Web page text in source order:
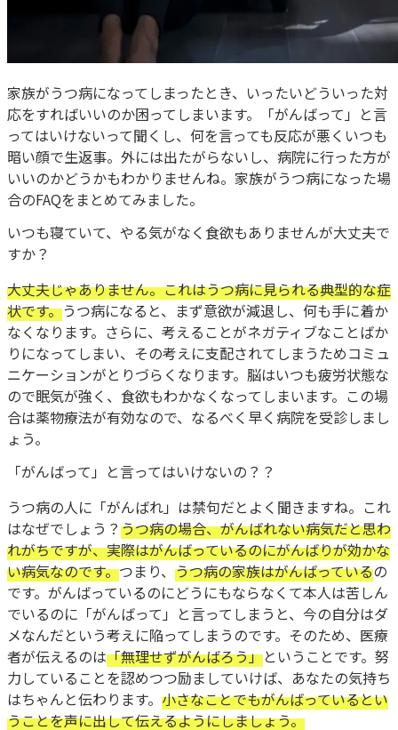
家族がうつ病になってしまったとき、いったいどういった対
応をすればいいのか困ってしまいます。「がんばって」と言
ってはいけないって聞くし、何を言っても反応が悪くいつも
暗い顔で生返事。外には出たがらないし、病院に行った方が
いいのかどうかもわかりませんね。家族がうつ病になった場
合のFAQをまとめてみました。
いつも寝ていて、やる気がなく食欲もありませんが大丈夫で
すか？
大丈夫じゃありません。これはうつ病に見られる典型的な症
状です。うつ病になると、まず意欲が減退し、何も手に着か
なくなります。さらに、考えることがネガティブなことばか
りになってしまい、その考えに支配されてしまうためコミュ
ニケーションがとりづらくなります。脳はいつも疲労状態な
ので眠気が強く、食欲もわかなくなってしまいます。この場
合は薬物療法が有効なので、なるべく早く病院を受診しまし
ょう。
「がんばって」と言ってはいけないの？？
うつ病の人に「がんばれ」は禁句だとよく聞きますね。これ
はなぜでしょう？うつ病の場合、がんばれない病気だと思わ
れがちですが、実際はがんばっているのにがんばりが効かな
い病気なのです。つまり、 うつ病の家族はがんばっているの
です。がんばっているのにどうにもならなくて本人は苦しん
でいるのに「がんばって」と言ってしまうと、今の自分はダ
メなんだという考えに陥ってしまうのです。そのため、医療
者が伝えるのは「無理せずがんばろう」ということです。努
力していることを認めつつ励ましていけば、あなたの気持ち
はちゃんと伝わります。 小さなことでもがんばっているとい
うことを声に出して伝えるようにしましょう。